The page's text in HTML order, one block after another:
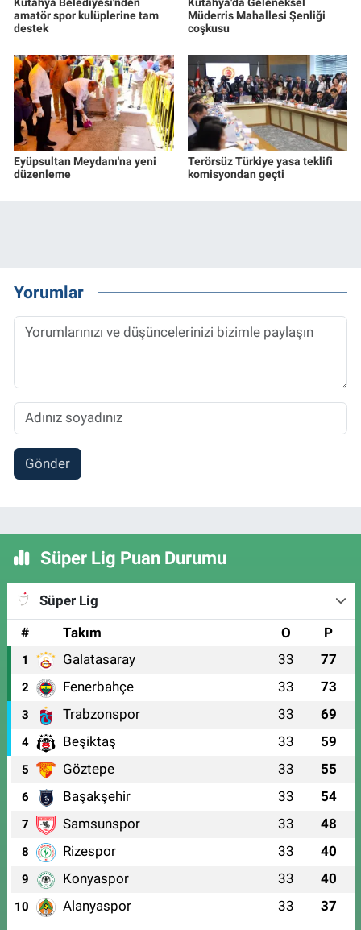
amatör spor kulüplerine tam
destek
Müderris Mahallesi Şenliği
coşkusu
Eyüpsultan Meydanı'na yeni
düzenleme
Terörsüz Türkiye yasa teklifi
komisyondan geçti
Yorumlar
Gönder
Süper Lig Puan Durumu
Süper Lig
#
Takım O P
1 Galatasaray 33 77
2 Fenerbahçe 33 73
3 Trabzonspor 33 69
4 Beşiktaş 33 59
5 Göztepe 33 55
6 Başakşehir 33 54
7 Samsunspor 33 48
8 Rizespor 33 40
9 Konyaspor 33 40
10 Alanyaspor 33 37